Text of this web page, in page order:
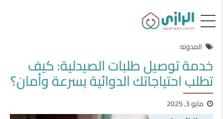
المدونه
خدمة توصيل طلبات الصيدلية: كيف
تطلب احتياجاتك الدوائية بسرعة وأمان؟
مايو 3, 2025